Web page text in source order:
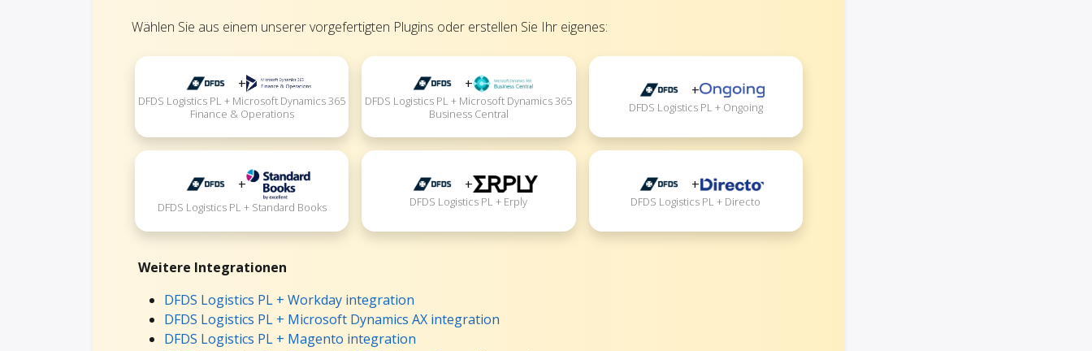
Wählen Sie aus einem unserer vorgefertigten Plugins oder erstellen Sie Ihr eigenes:
+
DFDS Logistics PL + Microsoft Dynamics 365
Finance & Operations
+
DFDS Logistics PL + Microsoft Dynamics 365
Business Central
+
DFDS Logistics PL + Ongoing
+
DFDS Logistics PL + Standard Books
+
DFDS Logistics PL + Erply
+
DFDS Logistics PL + Directo
Weitere Integrationen
DFDS Logistics PL + Workday integration
DFDS Logistics PL + Microsoft Dynamics AX integration
DFDS Logistics PL + Magento integration